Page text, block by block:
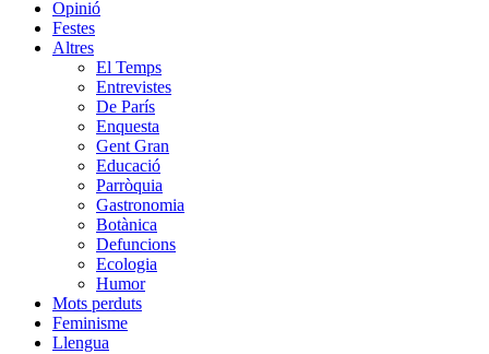
Opinió
Festes
Altres
El Temps
Entrevistes
De París
Enquesta
Gent Gran
Educació
Parròquia
Gastronomia
Botànica
Defuncions
Ecologia
Humor
Mots perduts
Feminisme
Llengua